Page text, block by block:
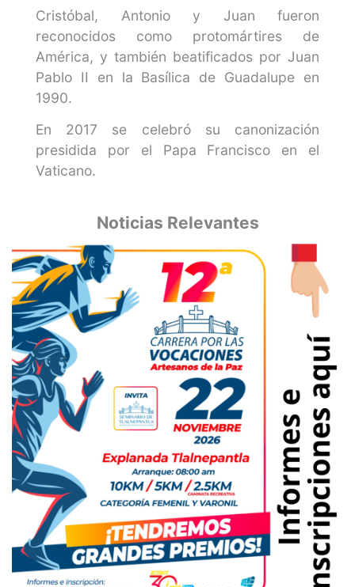
Cristóbal, Antonio y Juan fueron
reconocidos como protomártires de
América, y también beatificados por Juan
Pablo II en la Basílica de Guadalupe en
1990.
En 2017 se celebró su canonización
presidida por el Papa Francisco en el
Vaticano.
Noticias Relevantes